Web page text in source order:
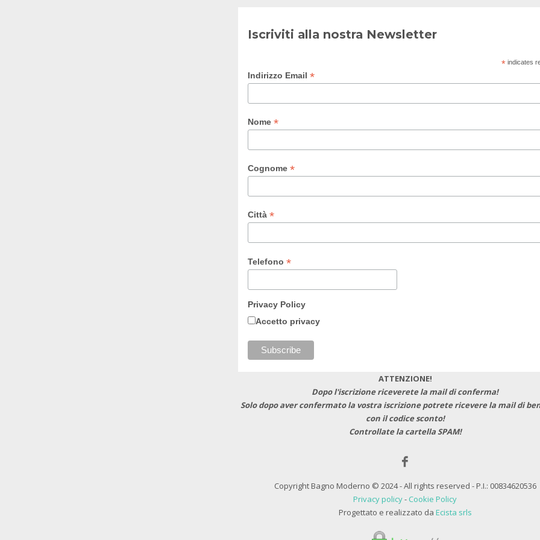
Iscriviti alla nostra Newsletter
*indicates
Indirizzo Email*
Nome*
Cognome*
Città*
Telefono*
Privacy Policy
Accetto privacy
ATTENZIONE!
Dopo l'iscrizione riceverete la mail di conferma!
Solo dopo aver confermato la vostra iscrizione potrete ricevere la mail di
con il codice sconto!
Controllate la cartella SPAM!
Copyright Bagno Moderno © 2024 - All rights reserved - P.I.: 00834620536
Privacy policy- Cookie Policy
Progettato e realizzato da Ecista srls